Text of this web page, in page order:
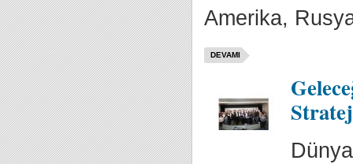
Amerika,
DEVAMI